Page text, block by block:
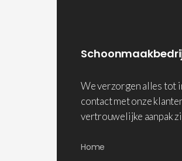
We verzorgen alles tot
contact met onze
vertrouwelijke aanpak
Home